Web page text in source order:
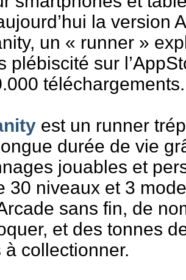
la version
un « runner »
plébiscité sur
téléchargements.
est un runner
durée de vie
jouables et
30 niveaux et 3
sans fin, de
et des tonnes
à collectionner.